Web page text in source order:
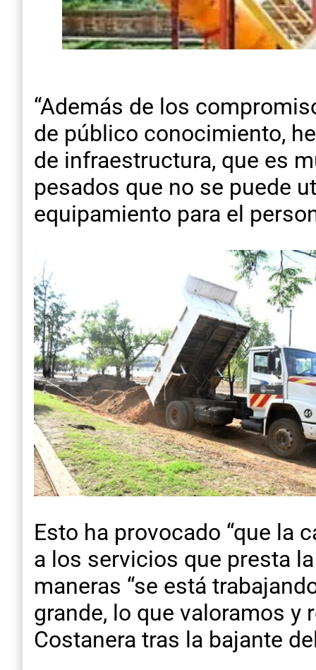
“Además de los
de público conocimiento,
de infraestructura, que es
pesados que no se puede
equipamiento para el
Esto ha provocado “que la
a los servicios que presta
maneras “se está
grande, lo que valoramos y
Costanera tras la bajante